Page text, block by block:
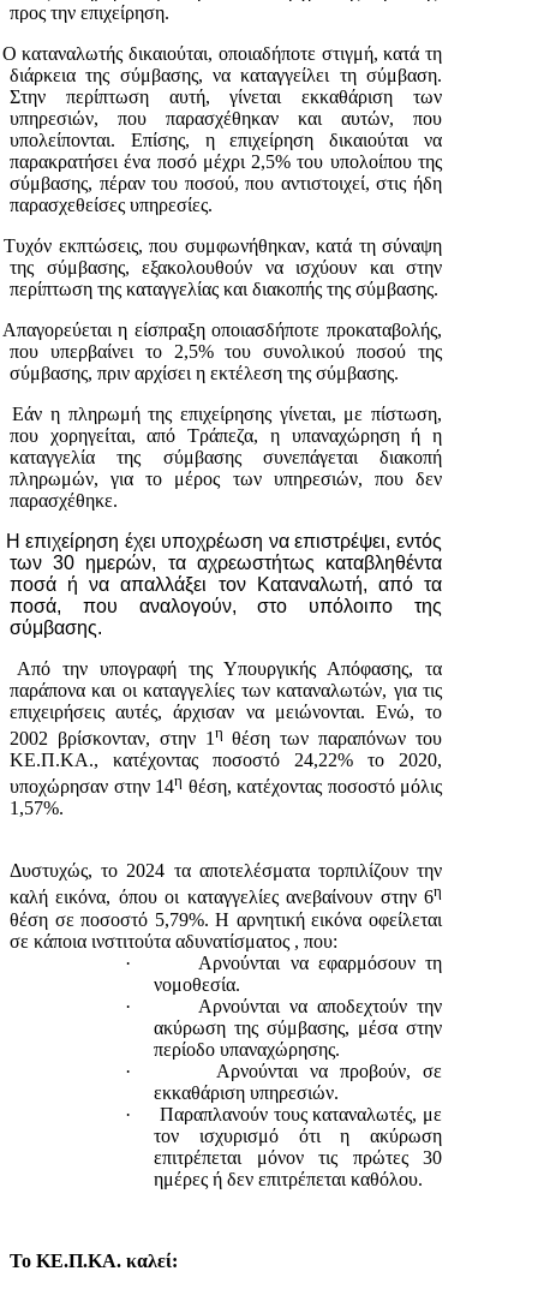
προς την επιχείρηση.
Ο καταναλωτής δικαιούται, οποιαδήποτε στιγμή, κατά τη
διάρκεια της σύμβασης, να καταγγείλει τη σύμβαση.
Στην περίπτωση αυτή, γίνεται εκκαθάριση των
υπηρεσιών, που παρασχέθηκαν και αυτών, που
υπολείπονται. Επίσης, η επιχείρηση δικαιούται να
παρακρατήσει ένα ποσό μέχρι 2,5% του υπολοίπου της
σύμβασης, πέραν του ποσού, που αντιστοιχεί, στις ήδη
παρασχεθείσες υπηρεσίες.
Τυχόν εκπτώσεις, που συμφωνήθηκαν, κατά τη σύναψη
της σύμβασης, εξακολουθούν να ισχύουν και στην
περίπτωση της καταγγελίας και διακοπής της σύμβασης.
η είσπραξη οποιασδήποτε προκαταβολής,
που υπερβαίνει το 2,5% του συνολικού ποσού της
σύμβασης, πριν αρχίσει η εκτέλεση της σύμβασης.
Εάν η πληρωμή της επιχείρησης γίνεται, με πίστωση,
που χορηγείται, από Τράπεζα, η υπαναχώρηση ή η
καταγγελία της σύμβασης συνεπάγεται διακοπή
πληρωμών, για το μέρος των υπηρεσιών, που δεν
παρασχέθηκε.
Η επιχείρηση έχει υποχρέωση να επιστρέψει, εντός
των 30 ημερών, τα αχρεωστήτως καταβληθέντα
ποσά ή να απαλλάξει τον Καταναλωτή, από τα
ποσά, που αναλογούν, στο υπόλοιπο της
σύμβασης.
την υπογραφή της Υπουργικής Απόφασης, τα
παράπονα και οι καταγγελίες των καταναλωτών, για τις
επιχειρήσεις αυτές, άρχισαν να μειώνονται. Ενώ, το
2002 βρίσκονταν, στην 1 η θέση των παραπόνων του
ΚΕ.Π.ΚΑ., κατέχοντας ποσοστό 24,22% το 2020,
υποχώρησαν στην 14η θέση, κατέχοντας ποσοστό μόλις
1,57%.
Δυστυχώς, το 2024 τα αποτελέσματα τορπιλίζουν την
καλή εικόνα, όπου οι καταγγελίες ανεβαίνουν στην 6η
θέση σε ποσοστό 5,79%. Η αρνητική εικόνα οφείλεται
σε κάποια ινστιτούτα αδυνατίσματος , που:
·
Αρνούνται να εφαρμόσουν τη
νομοθεσία.
·
Αρνούνται να αποδεχτούν την
ακύρωση της σύμβασης, μέσα στην
περίοδο υπαναχώρησης.
·
Αρνούνται να προβούν, σε
εκκαθάριση υπηρεσιών.
·
Παραπλανούν τους καταναλωτές, με
τον ισχυρισμό ότι η ακύρωση
επιτρέπεται μόνον τις πρώτες 30
ημέρες ή δεν επιτρέπεται καθόλου.
Το ΚΕ.Π.ΚΑ. καλεί: